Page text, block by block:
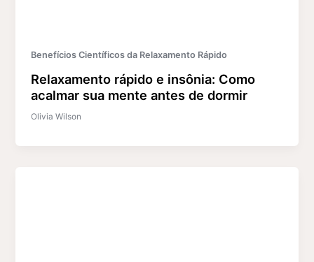
Benefícios Científicos da Relaxamento Rápido
Relaxamento rápido e insônia: Como
acalmar sua mente antes de dormir
Olivia Wilson